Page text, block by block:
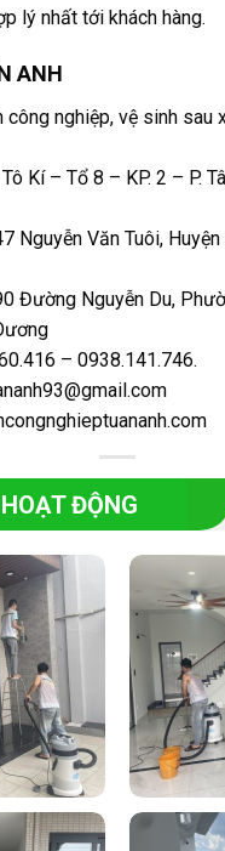
lý nhất tới khách hàng.
ANH
công nghiệp, vệ sinh sau
Kí – Tổ 8 – KP. 2 – P.
Nguyễn Văn Tuôi,
Đường Nguyễn Du,
– 0938.141.746.
ĐỘNG